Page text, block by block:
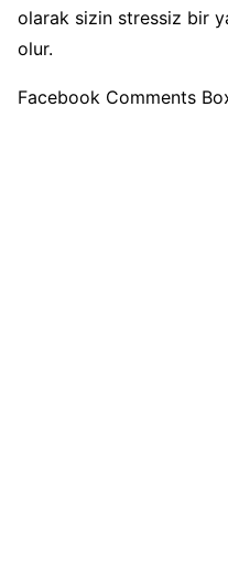
olarak sizin stressiz bir
olur.
Facebook Comments